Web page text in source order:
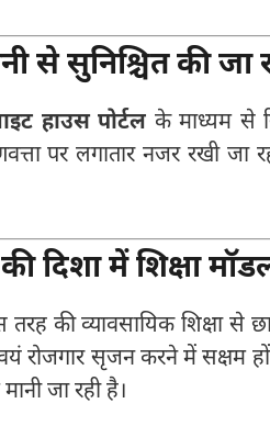
से सुनिश्चित की जा
हाउस पोर्टल के माध्यम से
पर लगातार नजर रखी जा
दिशा में शिक्षा
की व्यावसायिक शिक्षा से
रोजगार सृजन करने में सक्षम
जा रही है।